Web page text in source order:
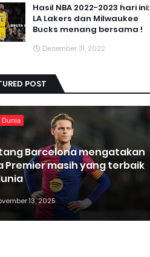
Hasil NBA 2022-2023 hari ini:
LA Lakers dan Milwaukee
Bucks menang bersama !
Desember 31, 2022
POST
Dunia
Barcelona mengatakan
Premier masih yang terbaik
13, 2025